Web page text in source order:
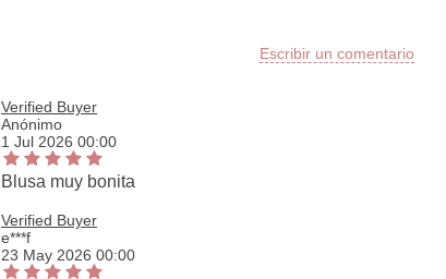
Escribir un comentario
Verified Buyer
Anónimo
1 Jul 2026 00:00
Blusa muy bonita
Verified Buyer
e***f
23 May 2026 00:00